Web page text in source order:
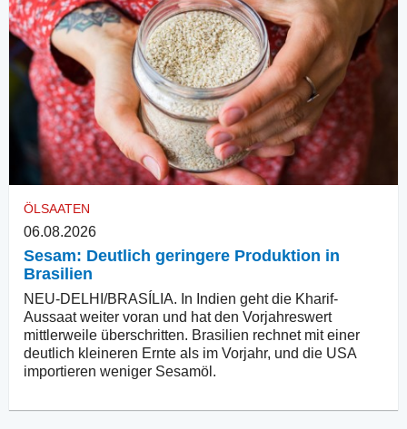
ÖLSAATEN
06.08.2026
Sesam: Deutlich geringere Produktion in
Brasilien
NEU-DELHI/BRASÍLIA. In Indien geht die Kharif-
Aussaat weiter voran und hat den Vorjahreswert
mittlerweile überschritten. Brasilien rechnet mit einer
deutlich kleineren Ernte als im Vorjahr, und die USA
importieren weniger Sesamöl.